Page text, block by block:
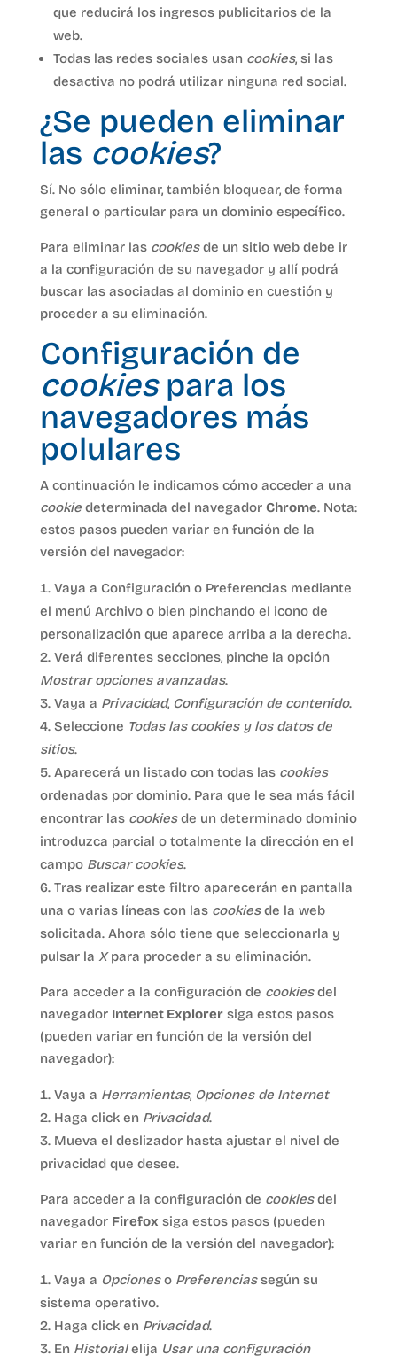
que reducirá los ingresos publicitarios de la
web.
Todas las redes sociales usan cookies, si las
desactiva no podrá utilizar ninguna red social.
¿Se pueden eliminar
las cookies?
Sí. No sólo eliminar, también bloquear, de forma
general o particular para un dominio específico.
Para eliminar las cookiesde un sitio web debe ir
a la configuración de su navegador y allí podrá
buscar las asociadas al dominio en cuestión y
proceder a su eliminación.
Configuración de
cookiespara los
navegadores más
polulares
A continuación le indicamos cómo acceder a una
cookiedeterminada del navegador Chrome. Nota:
estos pasos pueden variar en función de la
versión del navegador:
Vaya a Configuración o Preferencias mediante
el menú Archivo o bien pinchando el icono de
personalización que aparece arriba a la derecha.
Verá diferentes secciones, pinche la opción
Mostrar opciones avanzadas.
Vaya a Privacidad, Configuración de contenido.
Seleccione Todas las cookiesy los datos de
sitios.
Aparecerá un listado con todas las cookies
ordenadas por dominio. Para que le sea más fácil
encontrar las cookiesde un determinado dominio
introduzca parcial o totalmente la dirección en el
campo Buscar cookies.
Tras realizar este filtro aparecerán en pantalla
una o varias líneas con las cookiesde la web
solicitada. Ahora sólo tiene que seleccionarla y
pulsar la Xpara proceder a su eliminación.
Para acceder a la configuración de cookiesdel
navegador Internet Explorersiga estos pasos
(pueden variar en función de la versión del
navegador):
Vaya a Herramientas, Opciones de Internet
Haga click en Privacidad.
Mueva el deslizador hasta ajustar el nivel de
privacidad que desee.
Para acceder a la configuración de cookiesdel
navegador Firefox siga estos pasos (pueden
variar en función de la versión del navegador):
Vaya a Opcioneso Preferenciassegún su
sistema operativo.
Haga click en Privacidad.
En Historialelija Usar una configuración